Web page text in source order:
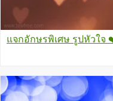
แจกอักษรพิเศษ รูปหัวใจ